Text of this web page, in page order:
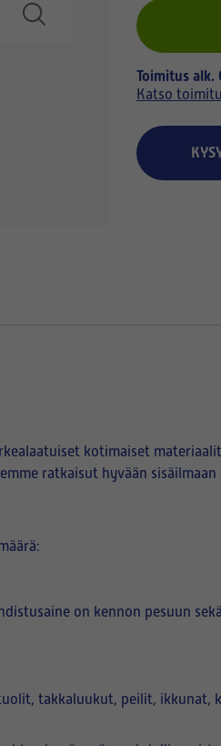
Toimitus alk.
Katso
kotimaiset
ratkaisut hyvään
on kennon pesuun
takkaluukut, peilit, ikkunat,